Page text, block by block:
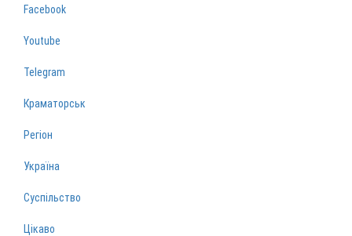
Facebook
Youtube
Telegram
Краматорськ
Регіон
Україна
Суспільство
Цікаво